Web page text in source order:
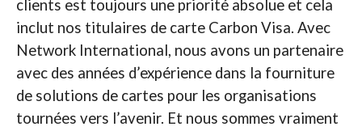
clients est toujours une priorité absolue et cela
inclut nos titulaires de carte Carbon Visa. Avec
Network International, nous avons un partenaire
avec des années d’expérience dans la fourniture
de solutions de cartes pour les organisations
tournées vers l’avenir. Et nous sommes vraiment